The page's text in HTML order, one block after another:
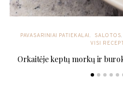
PAVASARINIAI PATIEKALAI SALOTOS
VISI
Orkaitėje keptų morkų ir